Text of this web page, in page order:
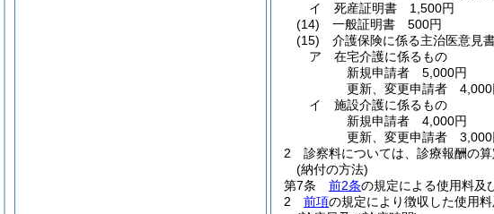
イ
死産証明書 1,500円
(14)
一般証明書 500円
(15)
介護保険に係る主治医意見
ア
在宅介護に係るもの
新規申請者 5,000円
更新、変更申請者 4,000
イ
施設介護に係るもの
新規申請者 4,000円
更新、変更申請者 3,000
2
診察料については、診療報酬の
(納付の方法)
第7条
前2条の規定による使用料及
2
前項の規定により徴収した使用